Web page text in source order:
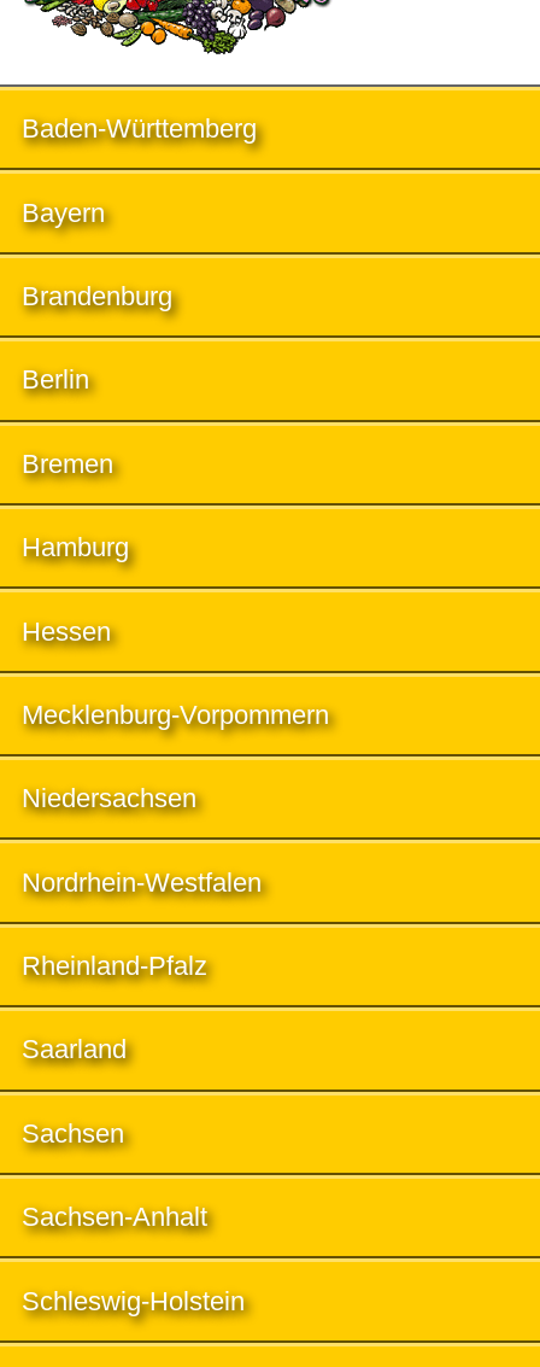
Baden-Württemberg
Bayern
Brandenburg
Berlin
Bremen
Hamburg
Hessen
Mecklenburg-Vorpommern
Niedersachsen
Nordrhein-Westfalen
Rheinland-Pfalz
Saarland
Sachsen
Sachsen-Anhalt
Schleswig-Holstein